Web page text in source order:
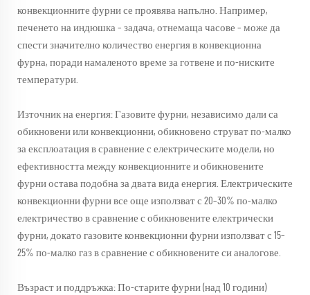
конвекционните фурни се проявява напълно. Например,
печенето на индюшка – задача, отнемаща часове – може да
спести значително количество енергия в конвекционна
фурна, поради намаленото време за готвене и по-ниските
температури.
Източник на енергия: Газовите фурни, независимо дали са
обикновени или конвекционни, обикновено струват по-малко
за експлоатация в сравнение с електрическите модели, но
ефективността между конвекционните и обикновените
фурни остава подобна за двата вида енергия. Електрическите
конвекционни фурни все още използват с 20–30% по-малко
електричество в сравнение с обикновените електрически
фурни, докато газовите конвекционни фурни използват с 15–
25% по-малко газ в сравнение с обикновените си аналогове.
Възраст и поддръжка: По-старите фурни (над 10 години)